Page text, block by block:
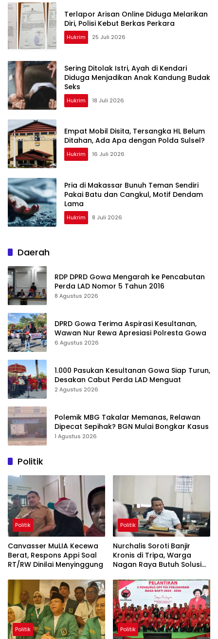
Terlapor Arisan Online Diduga Melarikan
Diri, Polisi Kebut Berkas Perkara
Hukrim 25 Juli 2026
Sering Ditolak Istri, Ayah di Kendari
Diduga Menjadikan Anak Kandung Budak
Seks
Hukrim 18 Juli 2026
Empat Mobil Disita, Tersangka HL Belum
Ditahan, Ada Apa dengan Polda Sulsel?
Hukrim 16 Juli 2026
Pria di Makassar Bunuh Teman Sendiri
Pakai Batu dan Cangkul, Motif Dendam
Lama
Hukrim 8 Juli 2026
Daerah
RDP DPRD Gowa Mengarah ke Pencabutan
Perda LAD Nomor 5 Tahun 2016
8 Agustus 2026
DPRD Gowa Terima Aspirasi Kesultanan,
Wawan Nur Rewa Apresiasi Polresta Gowa
6 Agustus 2026
1.000 Pasukan Kesultanan Gowa Siap Turun,
Desakan Cabut Perda LAD Menguat
2 Agustus 2026
Polemik MBG Takalar Memanas, Relawan
Dipecat Sepihak? BGN Mulai Bongkar Kasus
1 Agustus 2026
Politik
Politik
Canvasser MuLIA Kecewa
Berat, Respons Appi Soal
RT/RW Dinilai Menyinggung
Politik
Nurchalis Soroti Banjir
Kronis di Tripa, Warga
Nagan Raya Butuh Solusi
Politik Politik